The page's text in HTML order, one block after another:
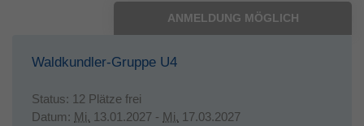
ANMELDUNG MÖGLICH
Waldkundler-Gruppe U4
Status: 12 Plätze frei
Datum: Mi. 13.01.2027 - Mi. 17.03.2027